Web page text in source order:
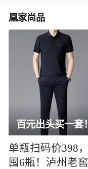
凰家尚品
单瓶扫码价398
囤6瓶！泸州老